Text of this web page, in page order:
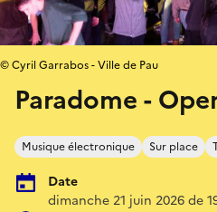
Paradome -
Musique électronique Sur place
Date
dimanche 21 juin 2026 de
© Cyril Garrabos - Ville de Pau